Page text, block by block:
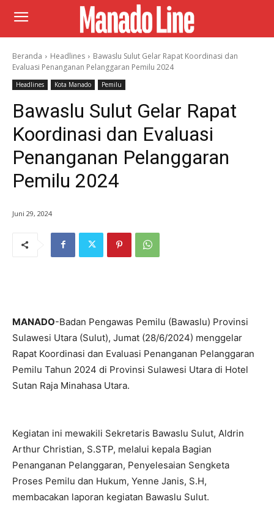
Beranda Headlines
Bawaslu Sulut Gelar Rapat Koordinasi dan
Evaluasi Penanganan Pelanggaran Pemilu 2024
Headlines Kota Manado Pemilu
Bawaslu Sulut Gelar Rapat
Koordinasi dan Evaluasi
Penanganan Pelanggaran
Pemilu 2024
Juni 29, 2024
MANADO-Badan Pengawas Pemilu (Bawaslu) Provinsi
Sulawesi Utara (Sulut), Jumat (28/6/2024) menggelar
Rapat Koordinasi dan Evaluasi Penanganan Pelanggaran
Pemilu Tahun 2024 di Provinsi Sulawesi Utara di Hotel
Sutan Raja Minahasa Utara.
Kegiatan ini mewakili Sekretaris Bawaslu Sulut, Aldrin
Arthur Christian, S.STP, melalui kepala Bagian
Penanganan Pelanggaran, Penyelesaian Sengketa
Proses Pemilu dan Hukum, Yenne Janis, S.H,
membacakan laporan kegiatan Bawaslu Sulut.